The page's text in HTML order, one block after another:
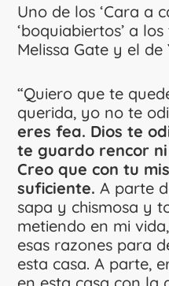
Uno de los ‘Cara a
‘boquiabiertos’ a
Melissa Gate y el de
“Quiero que te
querida, yo no te
eres fea. Dios te
te guardo rencor
Creo que con tu
suficiente. A parte
sapa y chismosa y
metiendo en mi
esas razones para
esta casa. A parte,